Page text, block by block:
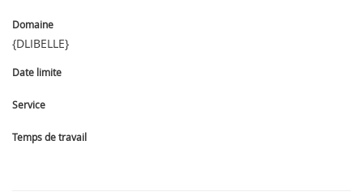
Domaine
{DLIBELLE}
Date limite
Service
Temps de travail